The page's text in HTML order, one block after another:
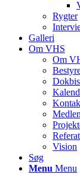
Rygter
Galleri
Om VHS
Om
Vision
Søg
Menu Menu